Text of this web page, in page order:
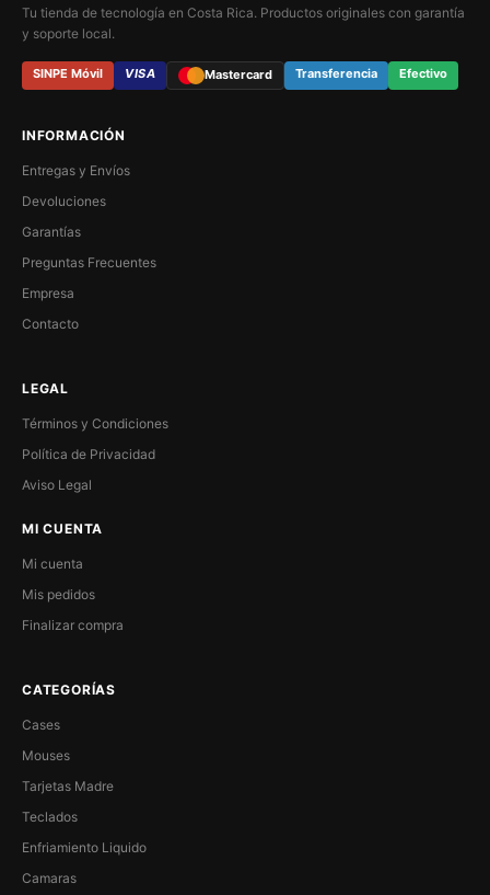
Tu tienda de tecnología en Costa Rica. Productos originales con garantía
y soporte local.
SINPE Móvil VISA Mastercard Transferencia Efectivo
INFORMACIÓN
Entregas y Envíos
Devoluciones
Garantías
Preguntas Frecuentes
Empresa
Contacto
LEGAL
Términos y Condiciones
Política de Privacidad
Aviso Legal
MI CUENTA
Mi cuenta
Mis pedidos
Finalizar compra
CATEGORÍAS
Cases
Mouses
Tarjetas Madre
Teclados
Enfriamiento Liquido
Camaras